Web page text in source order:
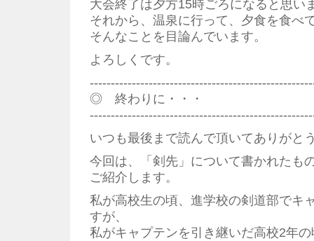
大会終了は夕方15時ごろになると思い
それから、温泉に行って、夕食を食べ
そんなことを目論んでいます。
よろしくです。
◎ 終わりに・・・
いつも最後まで読んで頂いてありがと
今回は、「剣先」について書かれたも
ご紹介します。
私が高校生の頃、進学校の剣道部でキ
すが、
私がキャプテンを引き継いだ高校2年